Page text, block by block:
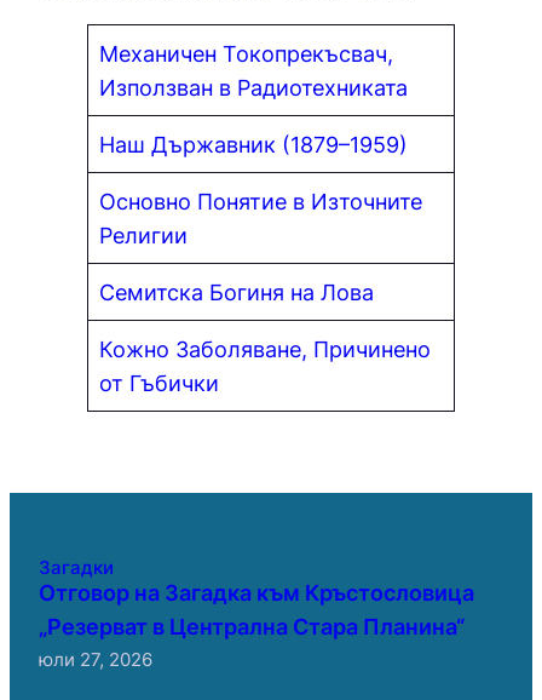
Механичен Токопрекъсвач,
Използван в Радиотехниката
Наш Държавник (1879–1959)
Основно Понятие в Източните
Религии
Семитска Богиня на Лова
Кожно Заболяване, Причинено
от Гъбички
Загадки
Отговор на Загадка към Кръстословица
„Резерват в Централна Стара Планина“
юли 27, 2026